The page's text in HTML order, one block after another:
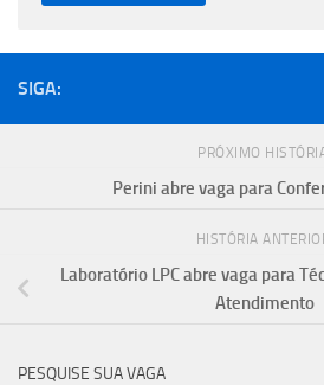
SIGA:
PRÓXIMO
Perini abre vaga para
HISTÓRIA
Laboratório LPC abre vaga para
Atendimento
PESQUISE SUA VAGA